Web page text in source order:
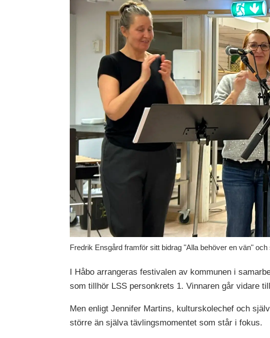
Fredrik Ensgård framför sitt bidrag "Alla behöver en vän"
I Håbo arrangeras festivalen av kommunen i
som tillhör LSS personkrets 1. Vinnaren går vidare
Men enligt Jennifer Martins, kulturskolechef och
större än själva tävlingsmomentet som står i fokus.